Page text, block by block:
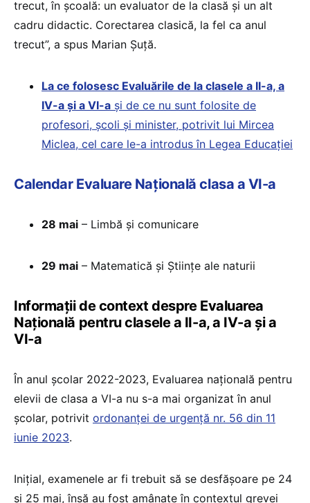
trecut, în școală: un evaluator de la clasă și un alt
cadru didactic. Corectarea clasică, la fel ca anul
trecut”, a spus Marian Șuță.
La ce folosesc Evaluările de la clasele a II-a, a
IV-a și a VI-a și de ce nu sunt folosite de
profesori, școli și minister, potrivit lui Mircea
Miclea, cel care le-a introdus în Legea Educației
Calendar Evaluare Națională clasa a VI-a
28 mai – Limbă și comunicare
29 mai – Matematică și Științe ale naturii
Informații de context despre Evaluarea
Națională pentru clasele a II-a, a IV-a și a
VI-a
În anul școlar 2022-2023, Evaluarea națională pentru
elevii de clasa a VI-a nu s-a mai organizat în anul
școlar, potrivit ordonanței de urgență nr. 56 din 11
iunie 2023.
Inițial, examenele ar fi trebuit să se desfășoare pe 24
și 25 mai, însă au fost amânate în contextul grevei